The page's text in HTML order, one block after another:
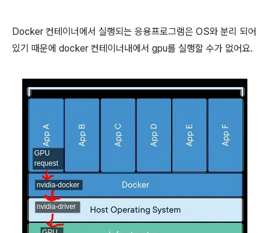
Docker 컨테이너에서 실행되는 응용프로그램은 OS와 분리 되어
있기 때문에 docker 컨테이너내에서 gpu를 실행할 수가 없어요.